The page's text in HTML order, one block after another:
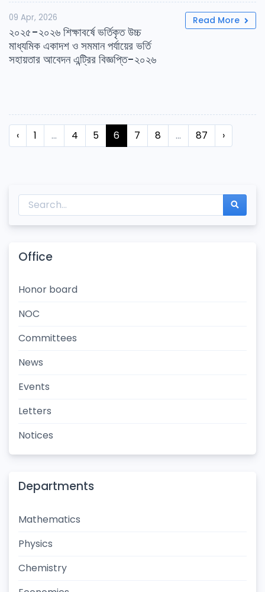
09 Apr, 2026
২০২৫-২০২৬ শিক্ষাবর্ষে ভর্তিকৃত উচ্চ
মাধ্যমিক একাদশ ও সমমান পর্যায়ের ভর্তি
সহায়তার আবেদন এন্ট্রির বিজ্ঞপ্তি-২০২৬
Read More
‹ 1 ... 4 5 6 7 8 ... 87 ›
Office
Honor board
NOC
Committees
News
Events
Letters
Notices
Departments
Mathematics
Physics
Chemistry